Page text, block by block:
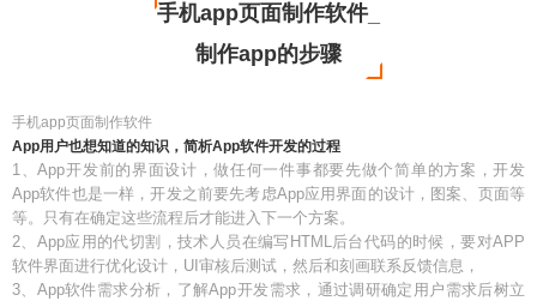
手机app页面制作软件_
制作app的步骤
手机app页面制作软件
App用户也想知道的知识，简析App软件开发的过程
1、App开发前的界面设计，做任何一件事都要先做个简单的方案，开发
App软件也是一样，开发之前要先考虑App应用界面的设计，图案、页面等
等。只有在确定这些流程后才能进入下一个方案。
2、App应用的代切割，技术人员在编写HTML后台代码的时候，要对APP
软件界面进行优化设计，UI审核后测试，然后和刻画联系反馈信息，
3、App软件需求分析，了解App开发需求，通过调研确定用户需求后树立